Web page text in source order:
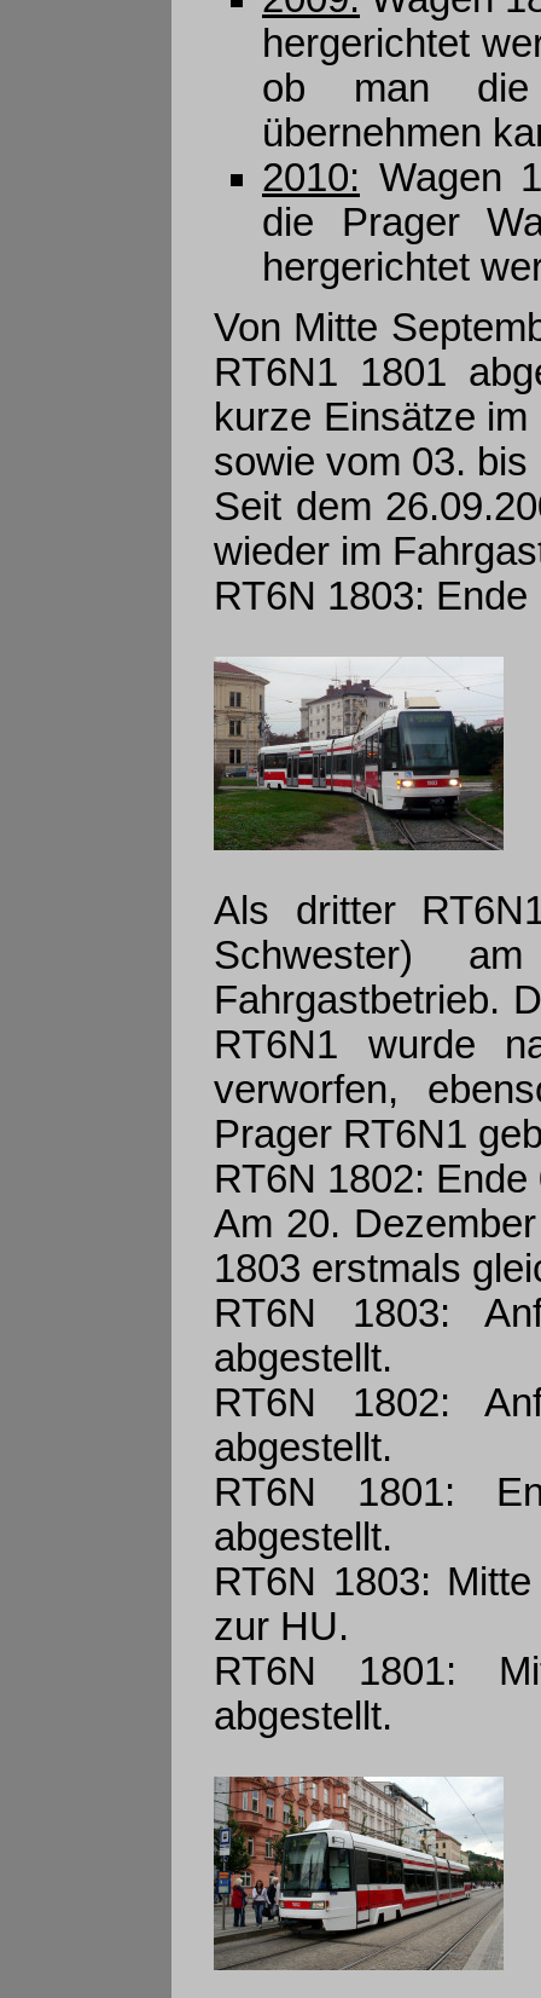
hergerichtet
ob man die
übernehmen
2010: Wagen
die Prager
hergerichtet
Von Mitte
RT6N1 1801
kurze Einsätze
sowie vom 03. bis
Seit dem
wieder im
RT6N 1803:
Als dritter
Schwester)
Fahrgastbetrieb.
RT6N1 wurde
verworfen,
Prager RT6N1
RT6N 1802:
Am 20.
1803 erstmals
RT6N 1803:
abgestellt.
RT6N 1802:
abgestellt.
RT6N 1801:
abgestellt.
RT6N 1803:
zur HU.
RT6N 1801:
abgestellt.